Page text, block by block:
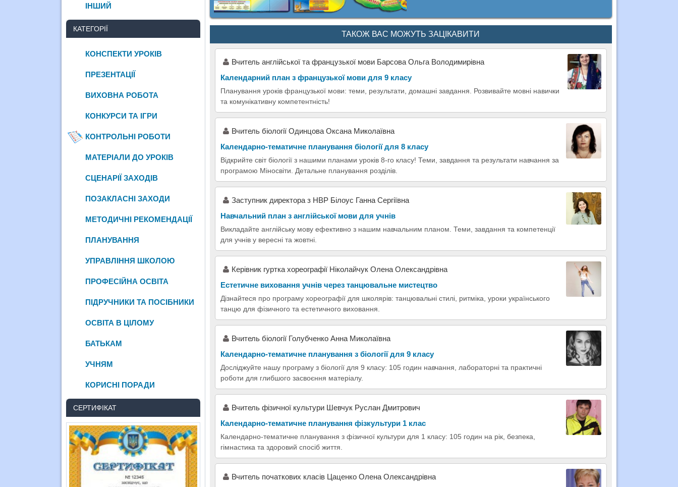
ТАКОЖ ВАС МОЖУТЬ ЗАЦІКАВИТИ
Вчитель англійської та французької мови Барсова Ольга Володимирівна
Календарний план з французької мови для 9 класу
Планування уроків французької мови: теми, результати, домашні завдання. Розвивайте мовні навички
та комунікативну компетентність!
Вчитель біології Одинцова Оксана Миколаївна
Календарно-тематичне планування біології для 8 класу
Відкрийте світ біології з нашими планами уроків 8-го класу! Теми, завдання та результати навчання за
програмою Міносвіти. Детальне планування розділів.
Заступник директора з НВР Білоус Ганна Сергіївна
Навчальний план з англійської мови для учнів
Викладайте англійську мову ефективно з нашим навчальним планом. Теми, завдання та компетенції
для учнів у вересні та жовтні.
Керівник гуртка хореографії Ніколайчук Олена Олександрівна
Естетичне виховання учнів через танцювальне мистецтво
Дізнайтеся про програму хореографії для школярів: танцювальні стилі, ритміка, уроки українського
танцю для фізичного та естетичного виховання.
Вчитель біології Голубченко Анна Миколаївна
Календарно-тематичне планування з біології для 9 класу
Досліджуйте нашу програму з біології для 9 класу: 105 годин навчання, лабораторні та практичні
роботи для глибшого засвоєння матеріалу.
Вчитель фізичної культури Шевчук Руслан Дмитрович
Календарно-тематичне планування фізкультури 1 клас
Календарно-тематичне планування з фізичної культури для 1 класу: 105 годин на рік, безпека,
гімнастика та здоровий спосіб життя.
Вчитель початкових класів Цаценко Олена Олександрівна
ІНШИЙ
КАТЕГОРІЇ
КОНСПЕКТИ УРОКІВ
ПРЕЗЕНТАЦІЇ
ВИХОВНА РОБОТА
КОНКУРСИ ТА ІГРИ
КОНТРОЛЬНІ РОБОТИ
МАТЕРІАЛИ ДО УРОКІВ
СЦЕНАРІЇ ЗАХОДІВ
ПОЗАКЛАСНІ ЗАХОДИ
МЕТОДИЧНІ РЕКОМЕНДАЦІЇ
ПЛАНУВАННЯ
УПРАВЛІННЯ ШКОЛОЮ
ПРОФЕСІЙНА ОСВІТА
ПІДРУЧНИКИ ТА ПОСІБНИКИ
ОСВІТА В ЦІЛОМУ
БАТЬКАМ
УЧНЯМ
КОРИСНІ ПОРАДИ
СЕРТИФІКАТ